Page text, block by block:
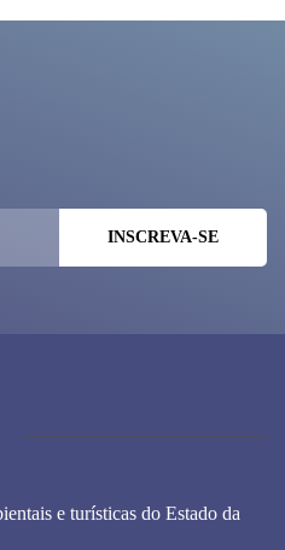
e turísticas do Estado da